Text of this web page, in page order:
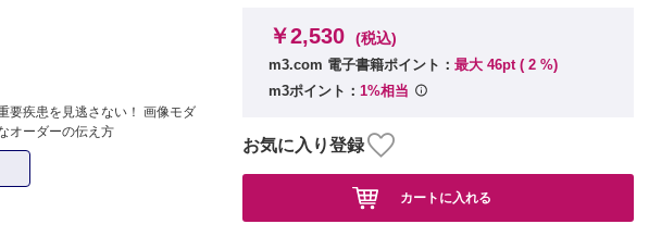
疾患を見逃さない！ 画像モダ
オーダーの伝え方
￥2,530 (税込)
m3.com 電子書籍ポイント： 最大 46pt ( 2 %)
m3ポイント： 1%相当
お気に入り登録
カートに入れる